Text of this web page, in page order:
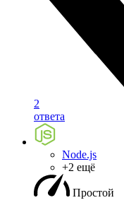
2
ответа
Node.js
+2 ещё
Простой